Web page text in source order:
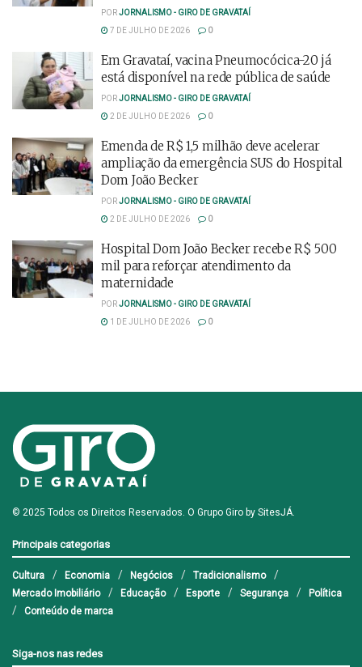
PORJORNALISMO - GIRO DE GRAVATAÍ
7 DE JULHO DE 2026
0
Em Gravataí, vacina Pneumocócica-20 já
está disponível na rede pública de saúde
PORJORNALISMO - GIRO DE GRAVATAÍ
2 DE JULHO DE 2026
0
Emenda de R$ 1,5 milhão deve acelerar
ampliação da emergência SUS do Hospital
Dom João Becker
PORJORNALISMO - GIRO DE GRAVATAÍ
2 DE JULHO DE 2026
0
Hospital Dom João Becker recebe R$ 500
mil para reforçar atendimento da
maternidade
PORJORNALISMO - GIRO DE GRAVATAÍ
1 DE JULHO DE 2026
0
© 2025 Todos os Direitos Reservados. O Grupo Giro by SitesJÁ.
Principais categorias
Cultura Economia Negócios
Tradicionalismo
Mercado Imobiliário
Educação Esporte Segurança
Política
Conteúdo de marca
Siga-nos nas redes